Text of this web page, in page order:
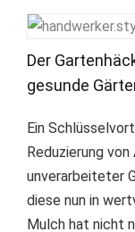
Der
gesunde
Ein
Reduzierung
unverarbeiteter
diese nun in
Mulch hat nicht